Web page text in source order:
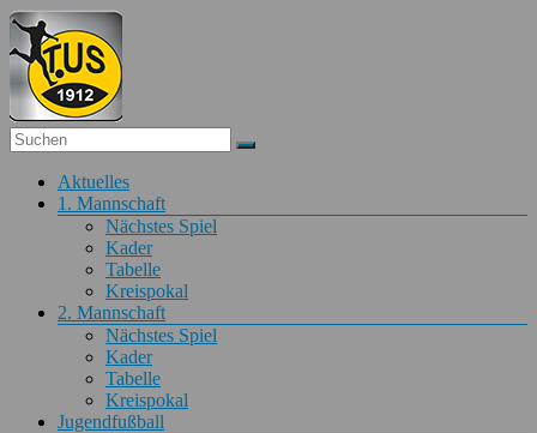
Zum
Inhalt
springen
Fußball
TuS
Obertiefenbach
Obertiefenbach
Menü
Aktuelles
1. Mannschaft
Nächstes Spiel
Kader
Tabelle
Kreispokal
2. Mannschaft
Nächstes Spiel
Kader
Tabelle
Kreispokal
Jugendfußball